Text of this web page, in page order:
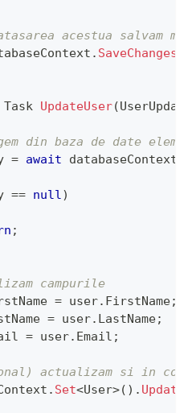
acestua
.
Task UpdateUser(
din baza de date
= await databaseContext
== null)
;
campurile
= user. FirstName;
= user. LastName;
= user. Email ;
actualizam si in
. Set<User>( ) . Update